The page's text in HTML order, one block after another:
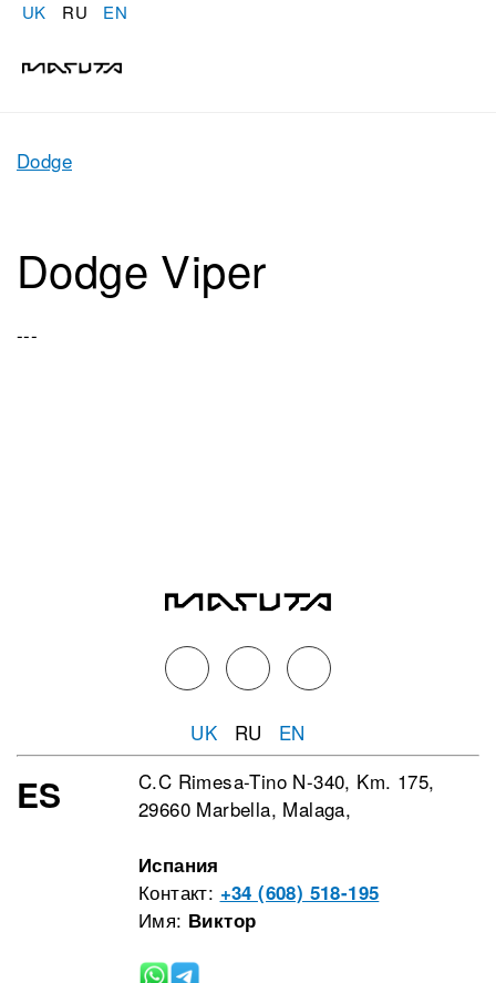
UK RU EN
Dodge
Dodge Viper
---
UK RU EN
ES
C.C Rimesa-Tino N-340, Km. 175,
29660 Marbella, Malaga,
Испания
Контакт: +34 (608) 518-195
Имя: Виктор